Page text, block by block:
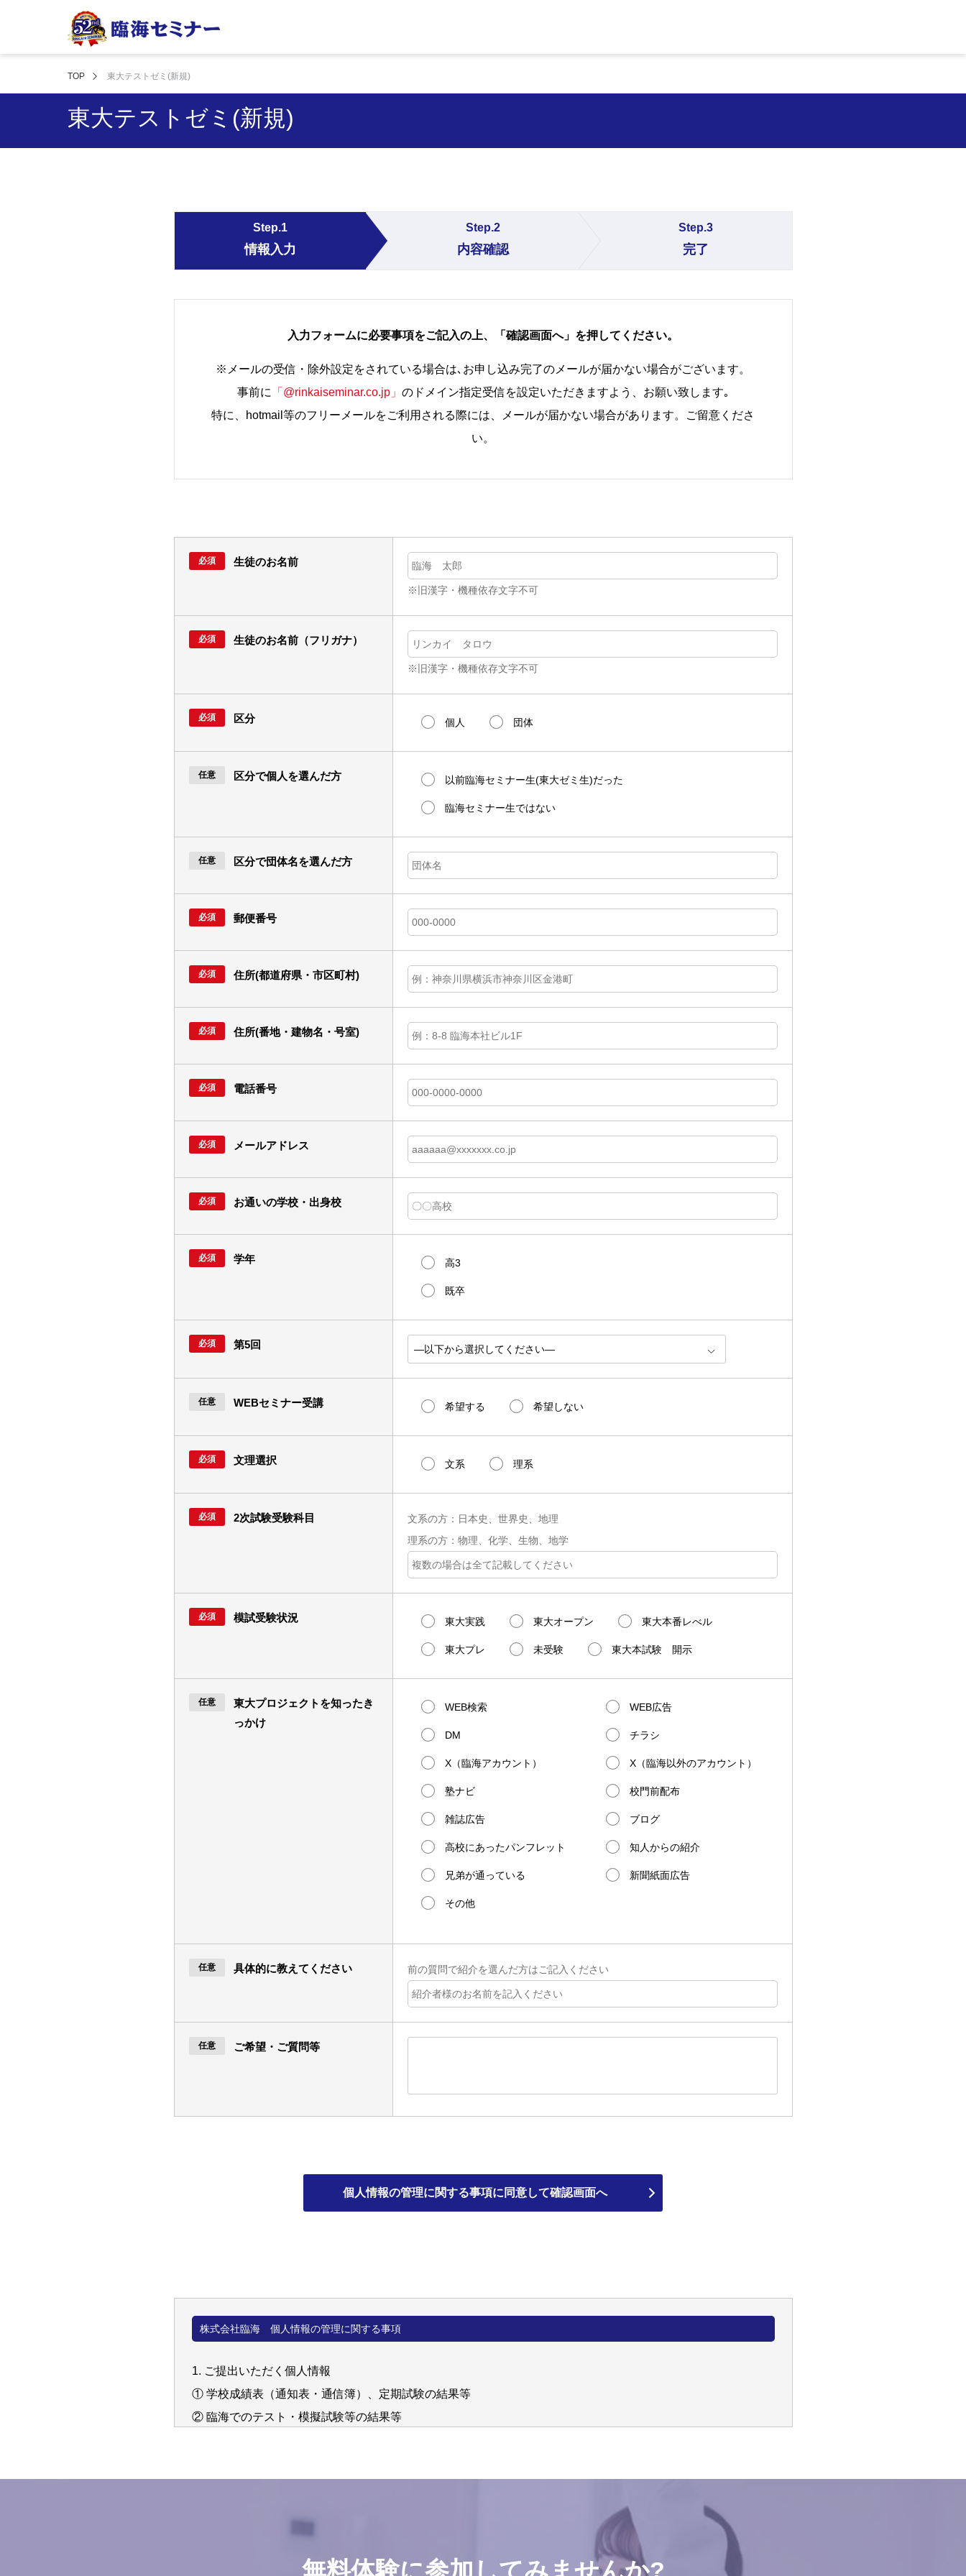
TOP 東大テストゼミ(新規)
東大テストゼミ(新規)
Step.1
情報入力
Step.2
内容確認
Step.3
完了
入力フォームに必要事項をご記入の上、「確認画面へ」を押してください。
※メールの受信・除外設定をされている場合は､お申し込み完了のメールが届かない場合がございます。
事前に 「@rinkaiseminar.co.jp」 のドメイン指定受信を設定いただきますよう、お願い致します｡
特に、hotmail等のフリーメールをご利用される際には、メールが届かない場合があります。ご留意くださ
い。
生徒のお名前
※旧漢字・機種依存文字不可
生徒のお名前（フリガナ）
※旧漢字・機種依存文字不可
区分 個人 団体
区分で個人を選んだ方 以前臨海セミナー生(東大ゼミ生)だった
臨海セミナー生ではない
区分で団体名を選んだ方
郵便番号
住所(都道府県・市区町村)
住所(番地・建物名・号室)
電話番号
メールアドレス
お通いの学校・出身校
学年 高3
既卒
第5回
WEBセミナー受講 希望する 希望しない
文理選択 文系 理系
2次試験受験科目
文系の方：日本史、世界史、地理
理系の方：物理、化学、生物、地学
模試受験状況 東大実践 東大オープン 東大本番レべル
東大プレ 未受験 東大本試験 開示
東大プロジェクトを知ったき
っかけ
WEB検索 WEB広告
DM チラシ
X（臨海アカウント） X（臨海以外のアカウント）
塾ナビ 校門前配布
雑誌広告 ブログ
高校にあったパンフレット 知人からの紹介
兄弟が通っている 新聞紙面広告
その他
具体的に教えてください 前の質問で紹介を選んだ方はご記入ください
ご希望・ご質問等
株式会社臨海 個人情報の管理に関する事項
1. ご提出いただく個人情報
① 学校成績表（通知表・通信簿）、定期試験の結果等
② 臨海でのテスト・模擬試験等の結果等
⑥ 生徒及び保護者の氏名・住所・電話番号・生徒の生年月日･メールアドレス･兄弟情報等
⑦ その他、健康上の様子など学習指導面であらかじめお知らせいただいたほうがよい事柄
※英検Ⓡは、公益財団法人 日本英語検定協会の登録商標です。
無料体験に参加してみませんか?